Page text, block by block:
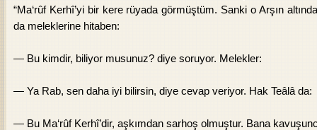
“Ma‘rûf Kerhî’yi bir kere rüyada görmüştüm. Sanki o Arşın
da meleklerine hitaben:
— Bu kimdir, biliyor musunuz? diye soruyor. Melekler:
— Ya Rab, sen daha iyi bilirsin, diye cevap veriyor. Hak Teâlâ da:
— Bu Ma‘rûf Kerhî’dir, aşkımdan sarhoş olmuştur. Bana